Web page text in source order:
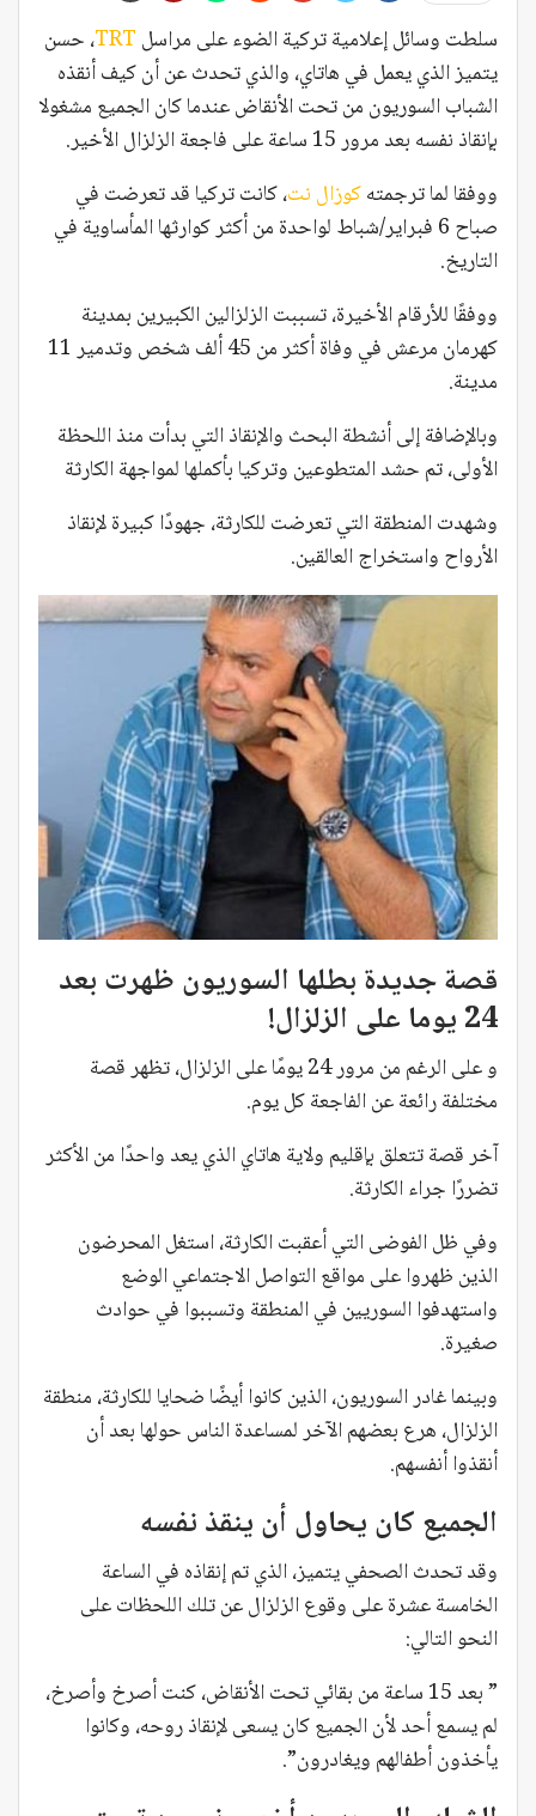
سلطت وسائل إعلامية تركية الضوء على مراسل TRT، حسن
يتميز الذي يعمل في هاتاي، والذي تحدث عن أن كيف أنقذه
الشباب السوريون من تحت الأنقاض عندما كان الجميع مشغولا
بإنقاذ نفسه بعد مرور 15 ساعة على فاجعة الزلزال الأخير.
ووفقا لما ترجمتهكوزال نت، كانت تركيا قد تعرضت في
صباح 6 فبراير/شباط لواحدة من أكثر كوارثها المأساوية في
التاريخ.
ووفقًا للأرقام الأخيرة، تسببت الزلزالين الكبيرين بمدينة
كهرمان مرعش في وفاة أكثر من 45 ألف شخص وتدمير 11
مدينة.
وبالإضافة إلى أنشطة البحث والإنقاذ التي بدأت منذ اللحظة
الأولى، تم حشد المتطوعين وتركيا بأكملها لمواجهة الكارثة
وشهدت المنطقة التي تعرضت للكارثة، جهودًا كبيرة لإنقاذ
الأرواح واستخراج العالقين.
قصة جديدة بطلها السوريون ظهرت بعد
24 يوما على الزلزال!
و على الرغم من مرور 24 يومًا على الزلزال، تظهر قصة
مختلفة رائعة عن الفاجعة كل يوم.
آخر قصة تتعلق بإقليم ولاية هاتاي الذي يعد واحدًا من الأكثر
تضررًا جراء الكارثة.
وفي ظل الفوضى التي أعقبت الكارثة، استغل المحرضون
الذين ظهروا على مواقع التواصل الاجتماعي الوضع
واستهدفوا السوريين في المنطقة وتسببوا في حوادث
صغيرة.
وبينما غادر السوريون، الذين كانوا أيضًا ضحايا للكارثة، منطقة
الزلزال، هرع بعضهم الآخر لمساعدة الناس حولها بعد أن
أنقذوا أنفسهم.
الجميع كان يحاول أن ينقذ نفسه
وقد تحدث الصحفي يتميز، الذي تم إنقاذه في الساعة
الخامسة عشرة على وقوع الزلزال عن تلك اللحظات على
النحو التالي:
” بعد 15 ساعة من بقائي تحت الأنقاض، كنت أصرخ وأصرخ،
لم يسمع أحد لأن الجميع كان يسعى لإنقاذ روحه، وكانوا
يأخذون أطفالهم ويغادرون”.